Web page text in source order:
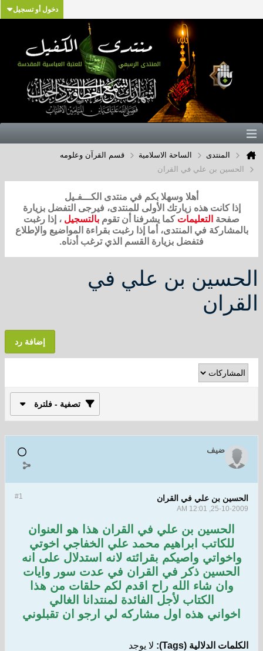
دخول أو تسجيل
المنتدى الساحة الاسلامية
قسم القرآن وعلومه
الحسين بن علي في القران
أهلا وسهلا بكم في منتدى الكـــفـيل
إذا كانت هذه زيارتك الأولى للمنتدى، فيرجى التفضل بزيارة
صفحة التعليمات كما يشرفنا أن تقوم بالتسجيل ، إذا رغبت
بالمشاركة في المنتدى، أما إذا رغبت بقراءة المواضيع والإطلاع
فتفضل بزيارة القسم الذي ترغب أدناه.
الحسين بن علي في
القران
إضافة رد
تصفية - فلترة
ضيف
#1 الحسين بن علي في القران
25-10-2009, 12:01 AM
الحسين بن علي في القران هذا هو العنوان
للكاتب ابراهيم محمد علي الخفاجي اخوتي
واخواتي واصيكم بقرائته لانه استدلال على انه
الحسين ذكر في القران في عدت سور وايات
وان شاء الله راح اقدم لكم حلقات من هذا
الكتاب لأجل الفائدة لمنتدانا الغالي
اخواني هذه اول مشاركه لي ارجو ان تقبلوني
الكلمات الدلالية (Tags): لا يوجد